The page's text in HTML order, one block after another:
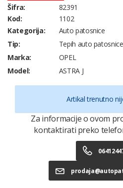
Šifra:
82391
Kod:
1102
Kategorija:
Auto patosnice
Tip:
Tepih auto patosnice
Marka:
OPEL
Model:
ASTRA J
Artikal trenutno
Za informacije o ovom
kontaktirati preko